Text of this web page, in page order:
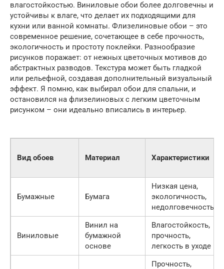
влагостойкостью. Виниловые обои более долговечны и
устойчивы к влаге, что делает их подходящими для
кухни или ванной комнаты. Флизелиновые обои – это
современное решение, сочетающее в себе прочность,
экологичность и простоту поклейки. Разнообразие
рисунков поражает: от нежных цветочных мотивов до
абстрактных разводов. Текстура может быть гладкой
или рельефной, создавая дополнительный визуальный
эффект. Я помню, как выбирал обои для спальни, и
остановился на флизелиновых с легким цветочным
рисунком – они идеально вписались в интерьер.
Вид обоев Материал Характеристики
Бумажные Бумага
Низкая цена,
экологичность,
недолговечность
Виниловые
Винил на
бумажной
основе
Влагостойкость,
прочность,
легкость в уходе
Прочность,